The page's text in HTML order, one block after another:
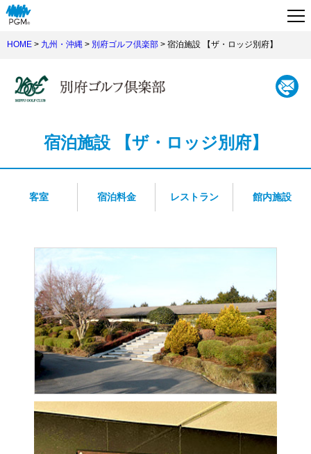
HOME > 九州・沖縄 > 別府ゴルフ倶楽部 > 宿泊施設 【ザ・ロッジ別府】
宿泊施設 【ザ・ロッジ別府】
客室 宿泊料金 レストラン 館内施設